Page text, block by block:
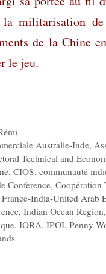
la militarisation
de la Chine
le jeu.
Australie-Inde,
Technical and
, CIOS, communauté
Conference, Coopération
France-India-United Arab
, Indian Ocean Region,
, IORA, IPOI, Penny